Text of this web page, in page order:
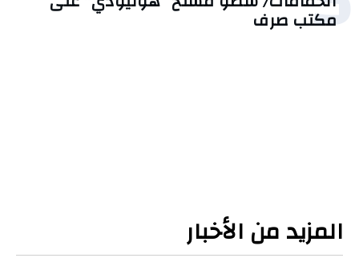
مكتب صرف
المزيد من الأخبار